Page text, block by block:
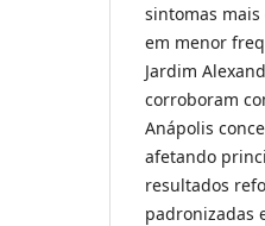
sintomas
em menor
Jardim
corroboram
Anápolis
afetando
resultados
padronizadas